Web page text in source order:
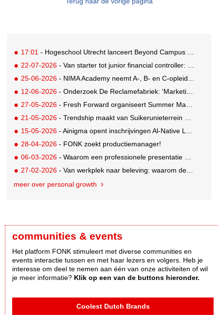
17:01 - Hogeschool Utrecht lanceert Beyond Campus binnen International Creative Business
22-07-2026 - Van starter tot junior financial controller: zo maak je je sollicitatie sterker
25-06-2026 - NIMA Academy neemt A-, B- en C-opleidingen in eigen hand
12-06-2026 - Onderzoek De Reclamefabriek: 'Marketingteams zijn regie over eigen productieproces kwijtgeraakt'
27-05-2026 - Fresh Forward organiseert Summer Masterclasses over leiderschap in veranderende tijden
21-05-2026 - Trendship maakt van Suikerunieterrein ondernemend dorpsplein
15-05-2026 - Ainigma opent inschrijvingen Al-Native Leadership Academy
28-04-2026 - FONK zoekt productiemanager!
06-03-2026 - Waarom een professionele presentatie doorslaggevend is bij pitches en new business
27-02-2026 - Van werkplek naar beleving: waarom deze details ertoe doen
meer over personal growth
communities & events
Het platform FONK stimuleert met diverse communities en
events interactie tussen en met haar lezers en volgers. Heb je
interesse om deel te nemen aan één van onze activiteiten of wil
je meer informatie? Klik op een van de buttons hieronder.
Coolest Dutch Brands